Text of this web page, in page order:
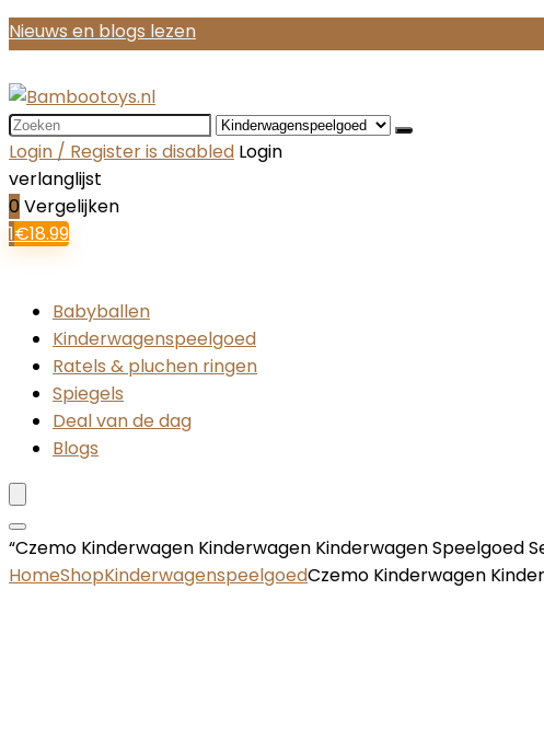
Nieuws en blogs lezen
Search
for:
Login / Register is disabled Login
verlanglijst
0 Vergelijken
1€18.99
Babyballen
Kinderwagenspeelgoed
Ratels & pluchen ringen
Spiegels
Deal van de dag
Blogs
“Czemo Kinderwagen Kinderwagen Kinderwagen Speelgoed
HomeShopKinderwagenspeelgoedCzemo Kinderwagen